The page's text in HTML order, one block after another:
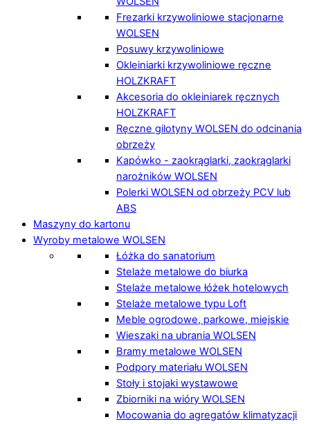
Frezarki krzywoliniowe stacjonarne
WOLSEN
Posuwy krzywoliniowe
Okleiniarki krzywoliniowe ręczne
HOLZKRAFT
Akcesoria do okleiniarek ręcznych
HOLZKRAFT
Ręczne gilotyny WOLSEN do odcinania
obrzeży
Kapówko - zaokrąglarki, zaokrąglarki
narożników WOLSEN
Polerki WOLSEN od obrzeży PCV lub
ABS
Maszyny do kartonu
Wyroby metalowe WOLSEN
Łóżka do sanatorium
Stelaże metalowe do biurka
Stelaże metalowe łóżek hotelowych
Stelaże metalowe typu Loft
Meble ogrodowe, parkowe, miejskie
Wieszaki na ubrania WOLSEN
Bramy metalowe WOLSEN
Podpory materiału WOLSEN
Stoły i stojaki wystawowe
Zbiorniki na wióry WOLSEN
Mocowania do agregatów klimatyzacji